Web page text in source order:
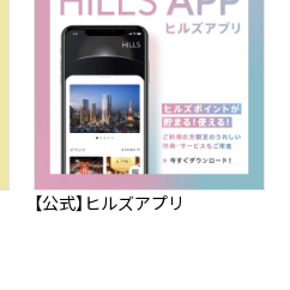
【公式】ヒルズアプリ